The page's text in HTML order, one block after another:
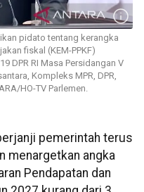
pidato tentang kerangka
fiskal (KEM-PPKF)
DPR RI Masa Persidangan V
Kompleks MPR, DPR,
HO-TV Parlemen.
pemerintah terus
menargetkan angka
Pendapatan dan